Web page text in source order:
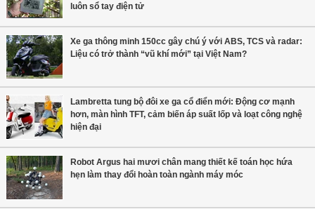
luôn sổ tay điện tử
Xe ga thông minh 150cc gây chú ý với ABS, TCS và radar:
Liệu có trở thành “vũ khí mới” tại Việt Nam?
Lambretta tung bộ đôi xe ga cổ điển mới: Động cơ mạnh
hơn, màn hình TFT, cảm biến áp suất lốp và loạt công nghệ
hiện đại
Robot Argus hai mươi chân mang thiết kế toán học hứa
hẹn làm thay đổi hoàn toàn ngành máy móc